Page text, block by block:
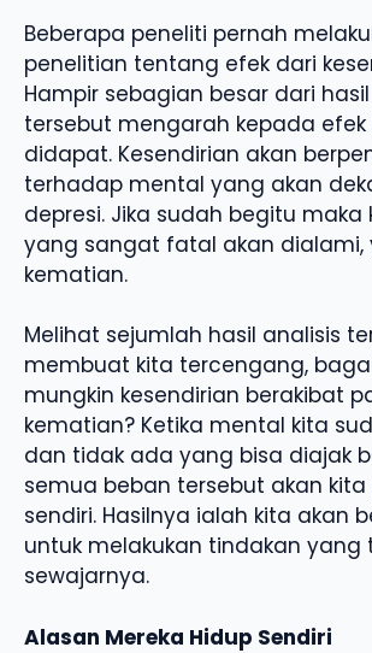
Beberapa peneliti pernah
penelitian tentang efek dari
Hampir sebagian besar dari
tersebut mengarah kepada efek
didapat. Kesendirian akan
terhadap mental yang akan
depresi. Jika sudah begitu maka
yang sangat fatal akan dialami,
kematian.
Melihat sejumlah hasil analisis
membuat kita tercengang,
mungkin kesendirian berakibat
kematian? Ketika mental kita
dan tidak ada yang bisa diajak
semua beban tersebut akan
sendiri. Hasilnya ialah kita akan
untuk melakukan tindakan yang
sewajarnya.
Alasan Mereka Hidup Sendiri